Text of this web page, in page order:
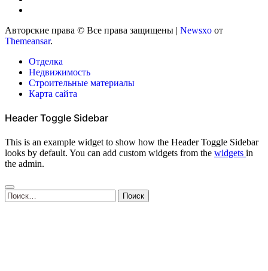
Авторские права © Все права защищены | Newsxo от
Themeansar.
Отделка
Недвижимость
Строительные материалы
Карта сайта
Header Toggle Sidebar
This is an example widget to show how the Header Toggle Sidebar
looks by default. You can add custom widgets from the widgets in
the admin.
Найти: